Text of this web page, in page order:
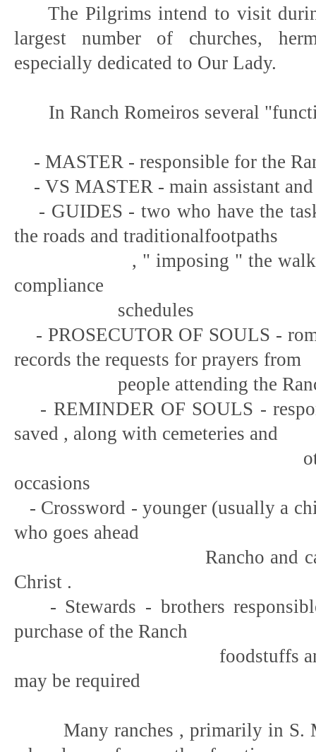
The Pilgrims intend to visit
largest number of churches,
especially dedicated to Our Lady.
In Ranch Romeiros several
- MASTER - responsible for the
- VS MASTER - main assistant
- GUIDES - two who have the
the roads and traditionalfootpaths
, " imposing " the walking
compliance
schedules
- PROSECUTOR OF SOULS -
records the requests for prayers from
people attending the
- REMINDER OF SOULS -
saved , along with cemeteries and
other relevant
occasions
- Crossword - younger (usually a
who goes ahead
Rancho and carrying
Christ .
- Stewards - brothers
purchase of the Ranch
foodstuffs and other
may be required
Many ranches , primarily in S.